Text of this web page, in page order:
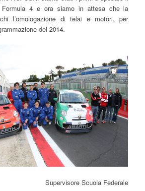
Formula 4 e ora siamo in attesa che la
l’omologazione di telai e motori, per
del 2014.
Supervisore Scuola Federale